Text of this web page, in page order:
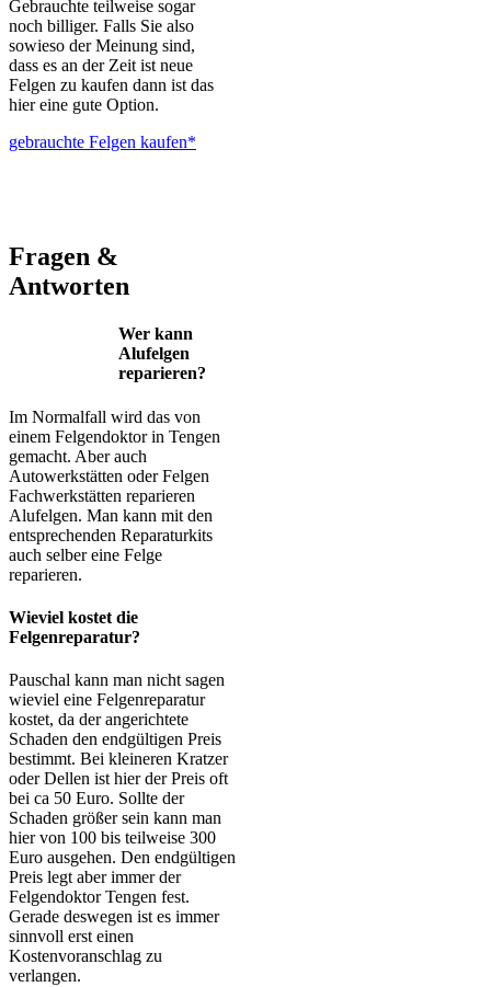
Gebrauchte teilweise sogar
noch billiger. Falls Sie also
sowieso der Meinung sind,
dass es an der Zeit ist neue
Felgen zu kaufen dann ist das
hier eine gute Option.
gebrauchte Felgen kaufen*
Fragen &
Antworten
Wer kann
Alufelgen
reparieren?
Im Normalfall wird das von
einem Felgendoktor in Tengen
gemacht. Aber auch
Autowerkstätten oder Felgen
Fachwerkstätten reparieren
Alufelgen. Man kann mit den
entsprechenden Reparaturkits
auch selber eine Felge
reparieren.
Wieviel kostet die
Felgenreparatur?
Pauschal kann man nicht sagen
wieviel eine Felgenreparatur
kostet, da der angerichtete
Schaden den endgültigen Preis
bestimmt. Bei kleineren Kratzer
oder Dellen ist hier der Preis oft
bei ca 50 Euro. Sollte der
Schaden größer sein kann man
hier von 100 bis teilweise 300
Euro ausgehen. Den endgültigen
Preis legt aber immer der
Felgendoktor Tengen fest.
Gerade deswegen ist es immer
sinnvoll erst einen
Kostenvoranschlag zu
verlangen.